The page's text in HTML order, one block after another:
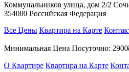
Коммунальников улица, дом 2/2
354000 Российская Федерация
Все Цены Квартира на Карте
Минимальная Цена Посуточно:
О Квартире Квартира на Карте